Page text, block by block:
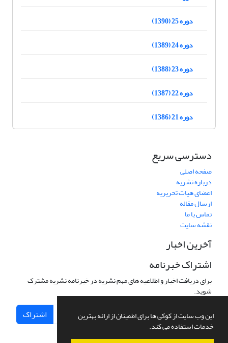
این وب سایت از کوکی ها برای اطمینان از ارائه بهترین
خدمات استفاده می کند.
دوره 25 (1390)
دوره 24 (1389)
دوره 23 (1388)
دوره 22 (1387)
دوره 21 (1386)
دسترسی سریع
صفحه اصلی
درباره نشریه
اعضای هیات تحریریه
ارسال مقاله
تماس با ما
نقشه سایت
آخرین اخبار
اشتراک خبرنامه
برای دریافت اخبار و اطلاعیه های مهم نشریه در خبرنامه نشریه مشترک
شوید.
اشتراک